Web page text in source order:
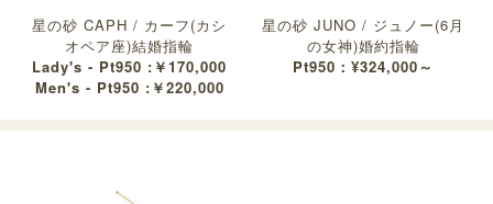
星の砂 CAPH / カーフ(カシ
オペア座)結婚指輪
Lady's - Pt950 :￥170,000
Men's - Pt950 :￥220,000
星の砂 JUNO / ジュノー(6月
の女神)婚約指輪
Pt950：¥324,000～